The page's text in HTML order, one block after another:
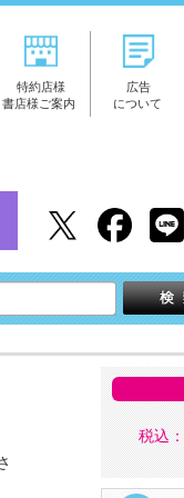
特約店様
書店様ご案内
広告
について
税込：